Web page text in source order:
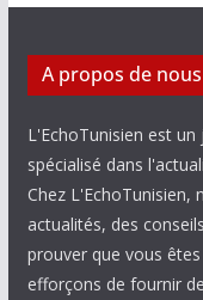
A propos de nous
L'EchoTunisien est
spécialisé dans
Chez
actualités, des
prouver que vous
efforçons de fournir